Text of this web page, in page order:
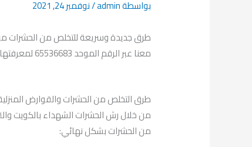
بواسطةadmin
/نوفمبر 24, 2021
طرق جديدة وسريعة للتخلص من الحشرات
معنا عبر الرقم الموحد 65536683 لمعرفتها واستعمالها بشكل سليم.
طرق التخلص من الحشرات والقوارض
من خلال رش الحشرات الشهداء بالكويت
من الحشرات بشكل نهائي: